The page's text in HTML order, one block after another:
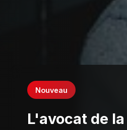
Nouveau
L'avocat de